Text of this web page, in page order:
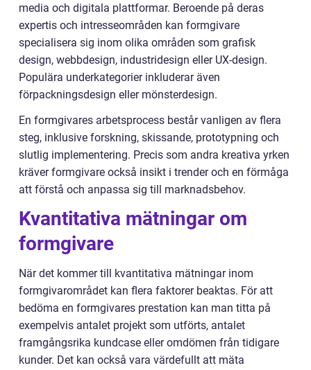
media och digitala plattformar. Beroende på deras
expertis och intresseområden kan formgivare
specialisera sig inom olika områden som grafisk
design, webbdesign, industridesign eller UX-design.
Populära underkategorier inkluderar även
förpackningsdesign eller mönsterdesign.
En formgivares arbetsprocess består vanligen av flera
steg, inklusive forskning, skissande, prototypning och
slutlig implementering. Precis som andra kreativa yrken
kräver formgivare också insikt i trender och en förmåga
att förstå och anpassa sig till marknadsbehov.
Kvantitativa mätningar om
formgivare
När det kommer till kvantitativa mätningar inom
formgivarområdet kan flera faktorer beaktas. För att
bedöma en formgivares prestation kan man titta på
exempelvis antalet projekt som utförts, antalet
framgångsrika kundcase eller omdömen från tidigare
kunder. Det kan också vara värdefullt att mäta